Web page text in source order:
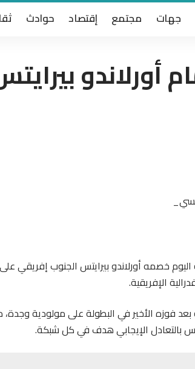
جهات مجتمع إقتصاد حوادث
خصمه أورلاندو بيرايتس الجنوب إفريقي
الإفريقية.
فوزه الأخير في البطولة على مولودية
بالتعادل الإيجابي هدف في كل شبكة.